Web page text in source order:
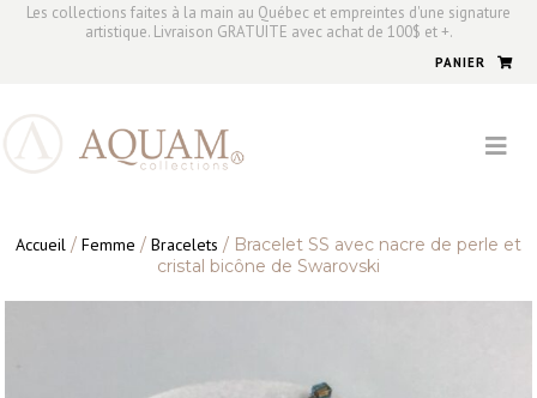
Les collections faites à la main au Québec et empreintes d'une signature
artistique. Livraison GRATUITE avec achat de 100$ et +.
PANIER
Accueil / Femme / Bracelets / Bracelet SS avec nacre de perle et
cristal bicône de Swarovski